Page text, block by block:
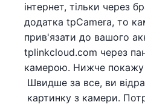
інтернет, тільки через
додатка tpCamera, то
прив'язати до вашого
tplinkcloud.com через
камерою. Нижче покажу
Швидше за все, ви
картинку з камери.